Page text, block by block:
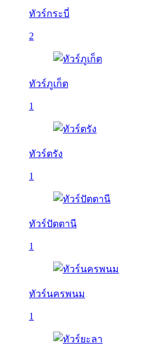
ทัวร์กระบี่
2
ทัวร์ภูเก็ต
1
ทัวร์ตรัง
1
ทัวร์ปัตตานี
1
ทัวร์นครพนม
1